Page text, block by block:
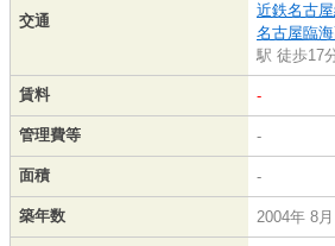
交通
近鉄名古
名古屋臨
駅 徒歩17
賃料 -
管理費等 -
面積 -
築年数 2004年 8